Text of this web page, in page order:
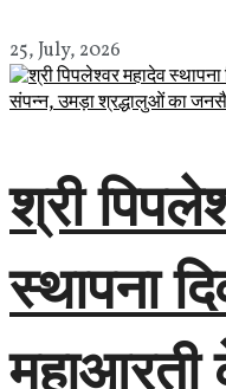
25, July, 2026
श्री
स्थापना